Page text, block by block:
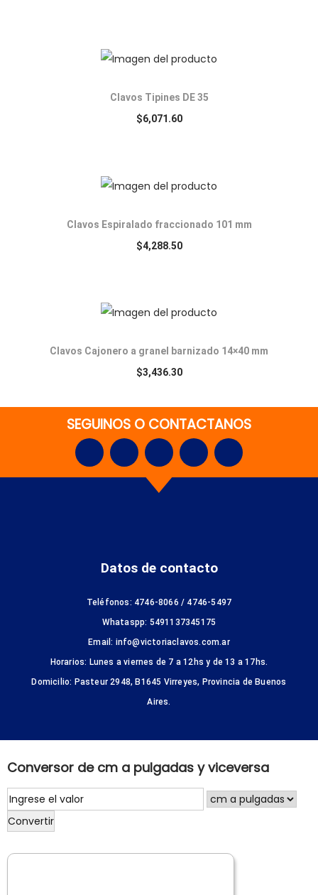
Clavos Tipines DE 35
$6,071.60
Clavos Espiralado fraccionado 101 mm
$4,288.50
Clavos Cajonero a granel barnizado 14×40 mm
$3,436.30
SEGUINOS O CONTACTANOS
Datos de contacto
Teléfonos: 4746-8066 / 4746-5497
Whataspp: 5491137345175
Email: info@victoriaclavos.com.ar
Horarios: Lunes a viernes de 7 a 12hs y de 13 a 17hs.
Domicilio: Pasteur 2948, B1645 Virreyes, Provincia de Buenos
Aires.
Conversor de cm a pulgadas y viceversa
Convertir